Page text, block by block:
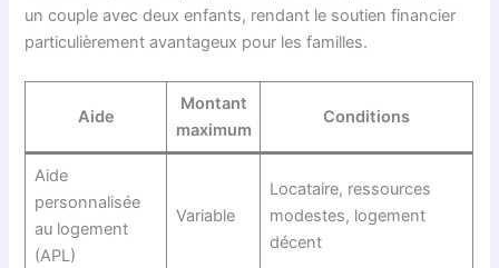
un couple avec deux enfants, rendant le soutien financier
particulièrement avantageux pour les familles.
Aide
Montant
maximum
Conditions
Aide
personnalisée
au logement
(APL)
Variable
Locataire, ressources
modestes, logement
décent